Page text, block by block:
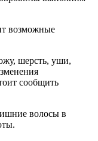
возможные
шерсть, уши,
сообщить
волосы в